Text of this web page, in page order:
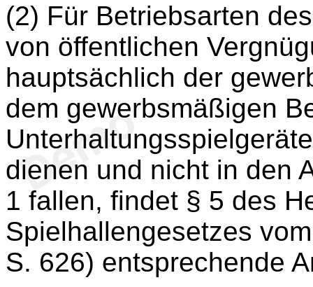
(2) Für Betriebsarten
von öffentlichen
hauptsächlich der
dem gewerbsmäßigen
dienen und nicht in den
1 fallen, findet § 5 des
Spielhallengesetzes
S. 626) entsprechende